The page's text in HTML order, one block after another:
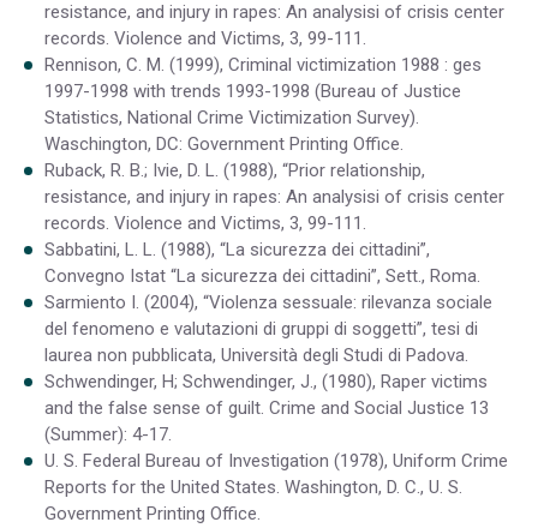
resistance, and injury in rapes: An analysisi of crisis center
records. Violence and Victims, 3, 99-111.
Rennison, C. M. (1999), Criminal victimization 1988 : ges
1997-1998 with trends 1993-1998 (Bureau of Justice
Statistics, National Crime Victimization Survey).
Waschington, DC: Government Printing Office.
Ruback, R. B.; Ivie, D. L. (1988), “Prior relationship,
resistance, and injury in rapes: An analysisi of crisis center
records. Violence and Victims, 3, 99-111.
Sabbatini, L. L. (1988), “La sicurezza dei cittadini”,
Convegno Istat “La sicurezza dei cittadini”, Sett., Roma.
Sarmiento I. (2004), “Violenza sessuale: rilevanza sociale
del fenomeno e valutazioni di gruppi di soggetti”, tesi di
laurea non pubblicata, Università degli Studi di Padova.
Schwendinger, H; Schwendinger, J., (1980), Raper victims
and the false sense of guilt. Crime and Social Justice 13
(Summer): 4-17.
U. S. Federal Bureau of Investigation (1978), Uniform Crime
Reports for the United States. Washington, D. C., U. S.
Government Printing Office.